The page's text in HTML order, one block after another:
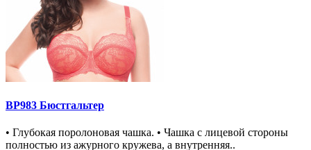
BP983 Бюстгальтер
• Глубокая поролоновая чашка. • Чашка с лицевой стороны
полностью из ажурного кружева, а внутренняя..